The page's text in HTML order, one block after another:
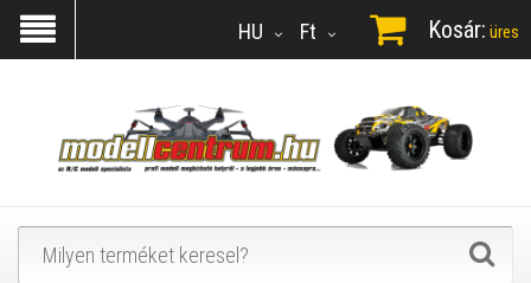
Ft
HU Kosár: üres